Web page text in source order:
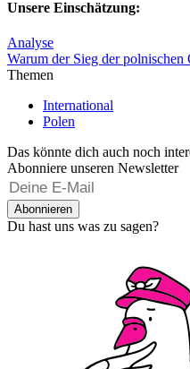
Unsere Einschätzung:
Analyse
Warum der Sieg der
Themen
International
Polen
Das könnte dich auch noch
Abonniere unseren Newsletter
Abonnieren
Du hast uns was zu sagen?